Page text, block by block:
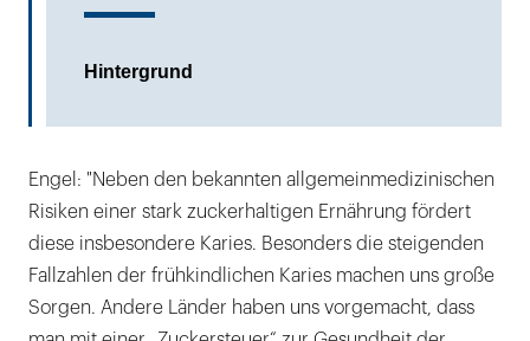
Hintergrund
Engel: "Neben den bekannten allgemeinmedizinischen
Risiken einer stark zuckerhaltigen Ernährung fördert
diese insbesondere Karies. Besonders die steigenden
Fallzahlen der frühkindlichen Karies machen uns große
Sorgen. Andere Länder haben uns vorgemacht, dass